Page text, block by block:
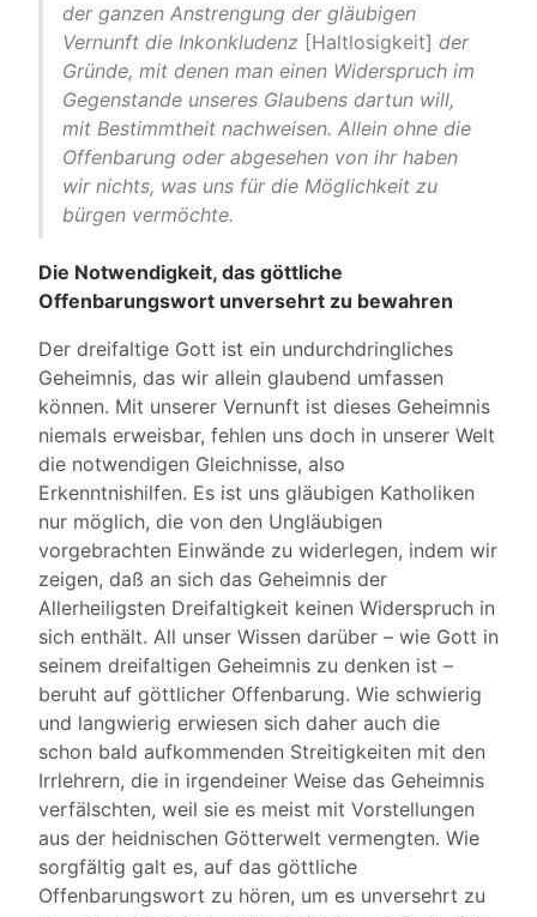
der ganzen Anstrengung der gläubigen
Vernunft die Inkonkludenz [Haltlosigkeit] der
Gründe, mit denen man einen Widerspruch im
Gegenstande unseres Glaubens dartun will,
mit Bestimmtheit nachweisen. Allein ohne die
Offenbarung oder abgesehen von ihr haben
wir nichts, was uns für die Möglichkeit zu
bürgen vermöchte.
Die Notwendigkeit, das göttliche
Offenbarungswort unversehrt zu bewahren
Der dreifaltige Gott ist ein undurchdringliches
Geheimnis, das wir allein glaubend umfassen
können. Mit unserer Vernunft ist dieses Geheimnis
niemals erweisbar, fehlen uns doch in unserer Welt
die notwendigen Gleichnisse, also
Erkenntnishilfen. Es ist uns gläubigen Katholiken
nur möglich, die von den Ungläubigen
vorgebrachten Einwände zu widerlegen, indem wir
zeigen, daß an sich das Geheimnis der
Allerheiligsten Dreifaltigkeit keinen Widerspruch in
sich enthält. All unser Wissen darüber – wie Gott in
seinem dreifaltigen Geheimnis zu denken ist –
beruht auf göttlicher Offenbarung. Wie schwierig
und langwierig erwiesen sich daher auch die
schon bald aufkommenden Streitigkeiten mit den
Irrlehrern, die in irgendeiner Weise das Geheimnis
verfälschten, weil sie es meist mit Vorstellungen
aus der heidnischen Götterwelt vermengten. Wie
sorgfältig galt es, auf das göttliche
Offenbarungswort zu hören, um es unversehrt zu